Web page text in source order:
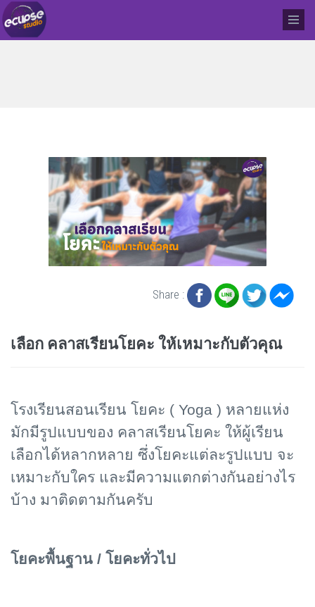
Share :
เลือก คลาสเรียนโยคะ ให้เหมาะกับตัวคุณ
โรงเรียนสอนเรียน โยคะ ( Yoga ) หลายแห่ง
มักมีรูปแบบของ คลาสเรียนโยคะ ให้ผู้เรียน
เลือกได้หลากหลาย ซึ่งโยคะแต่ละรูปแบบ จะ
เหมาะกับใคร และมีความแตกต่างกันอย่างไร
บ้าง มาติดตามกันครับ
โยคะพื้นฐาน / โยคะทั่วไป